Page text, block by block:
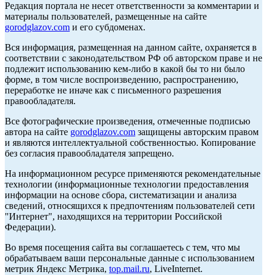
Редакция портала не несет ответственности за комментарии и
материалы пользователей, размещенные на сайте
gorodglazov.com и его субдоменах.
Вся информация, размещенная на данном сайте, охраняется в
соответствии с законодательством РФ об авторском праве и не
подлежит использованию кем-либо в какой бы то ни было
форме, в том числе воспроизведению, распространению,
переработке не иначе как с письменного разрешения
правообладателя.
Все фотографические произведения, отмеченные подписью
автора на сайте gorodglazov.com защищены авторским правом
и являются интеллектуальной собственностью. Копирование
без согласия правообладателя запрещено.
На информационном ресурсе применяются рекомендательные
технологии (информационные технологии предоставления
информации на основе сбора, систематизации и анализа
сведений, относящихся к предпочтениям пользователей сети
"Интернет", находящихся на территории Российской
Федерации).
Во время посещения сайта вы соглашаетесь с тем, что мы
обрабатываем ваши персональные данные с использованием
метрик Яндекс Метрика, top.mail.ru, LiveInternet.